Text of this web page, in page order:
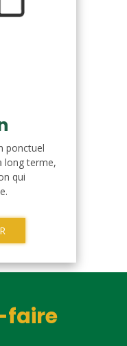
ponctuel
long terme,
qui
faire